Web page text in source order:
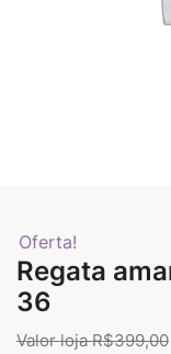
Oferta!
Regata
36
R$399,00